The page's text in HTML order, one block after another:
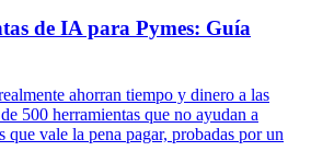
de IA para Pymes: Guía
ahorran tiempo y dinero a las
500 herramientas que no ayudan a
que vale la pena pagar, probadas por un